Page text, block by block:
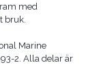
med
bruk.
Marine
2. Alla delar är